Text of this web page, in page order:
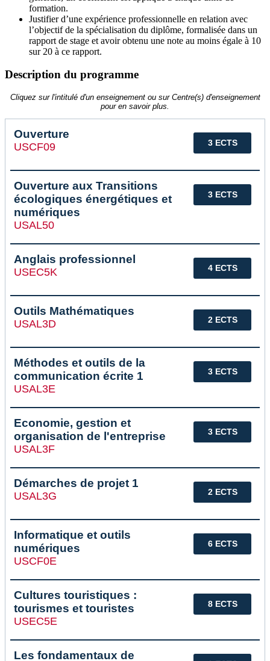
formation.
Justifier d’une expérience professionnelle en relation avec
l’objectif de la spécialisation du diplôme, formalisée dans un
rapport de stage et avoir obtenu une note au moins égale à 10
sur 20 à ce rapport.
Description du programme
Cliquez sur l'intitulé d'un enseignement ou sur Centre(s) d'enseignement
pour en savoir plus.
3 ECTS
Ouverture
USCF09
3 ECTS
Ouverture aux Transitions
écologiques énergétiques et
numériques
USAL50
4 ECTS
Anglais professionnel
USEC5K
2 ECTS
Outils Mathématiques
USAL3D
3 ECTS
Méthodes et outils de la
communication écrite 1
USAL3E
3 ECTS
Economie, gestion et
organisation de l'entreprise
USAL3F
2 ECTS
Démarches de projet 1
USAL3G
6 ECTS
Informatique et outils
numériques
USCF0E
8 ECTS
Cultures touristiques :
tourismes et touristes
USEC5E
Les fondamentaux de